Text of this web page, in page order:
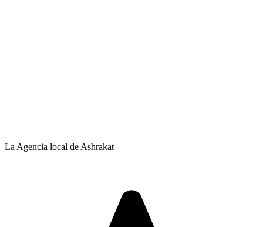
La Agencia local de Ashrakat